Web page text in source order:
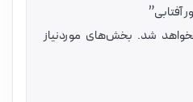
شد. بخش‌های موردنیاز